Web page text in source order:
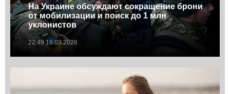
На Украине обсуждают сокращение брони
от мобилизации и поиск до 1 млн
уклонистов
22:49 19.03.2026